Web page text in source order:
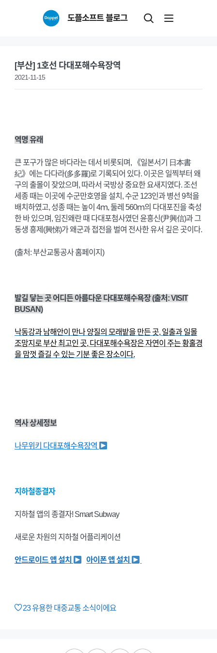
도플소프트 블로그
[부산] 1호선 다대포해수욕장역
2021-11-15
역명 유래
큰 포구가 많은 바다라는 데서 비롯되며, 《일본서기 日本書
紀》에는 다다라(多多羅)로 기록되어 있다. 이곳은 일찍부터 왜
구의 출몰이 잦았으며, 따라서 국방상 중요한 요새지였다. 조선
세종 때는 이곳에 수군만호영을 설치, 수군 123인과 병선 9척을
배치하였고, 성종 때는 높이 4ｍ, 둘레 560ｍ의 다대포진을 축성
한 바 있으며, 임진왜란 때 다대포첨사였던 윤흥신(尹興信)과 그
동생 흥제(興悌)가 왜군과 접전을 벌여 전사한 유서 깊은 곳이다.
(출처: 부산교통공사 홈페이지)
발길 닿는 곳 어디든 아름다운 다대포해수욕장 (출처: VISIT
BUSAN)
낙동강과 남해안이 만나 양질의 모래밭을 만든 곳, 일출과 일몰
조망지로 부산 최고인 곳, 다대포해수욕장은 자연이 주는 황홀경
을 맘껏 즐길 수 있는 기분 좋은 장소이다.
역사 상세정보
나무위키 다대포해수욕장역
지하철종결자
지하철 앱의 종결자! Smart Subway
새로운 차원의 지하철 어플리케이션
안드로이드 앱 설치 아이폰 앱 설치
23유용한 대중교통 소식이에요